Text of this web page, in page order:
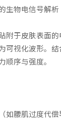
生物电信号解析
附于皮肤表面
可视化波形。
顺序与强度。
如腰肌过度代偿